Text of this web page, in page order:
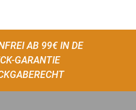
AB 99€ IN DE
GARANTIE